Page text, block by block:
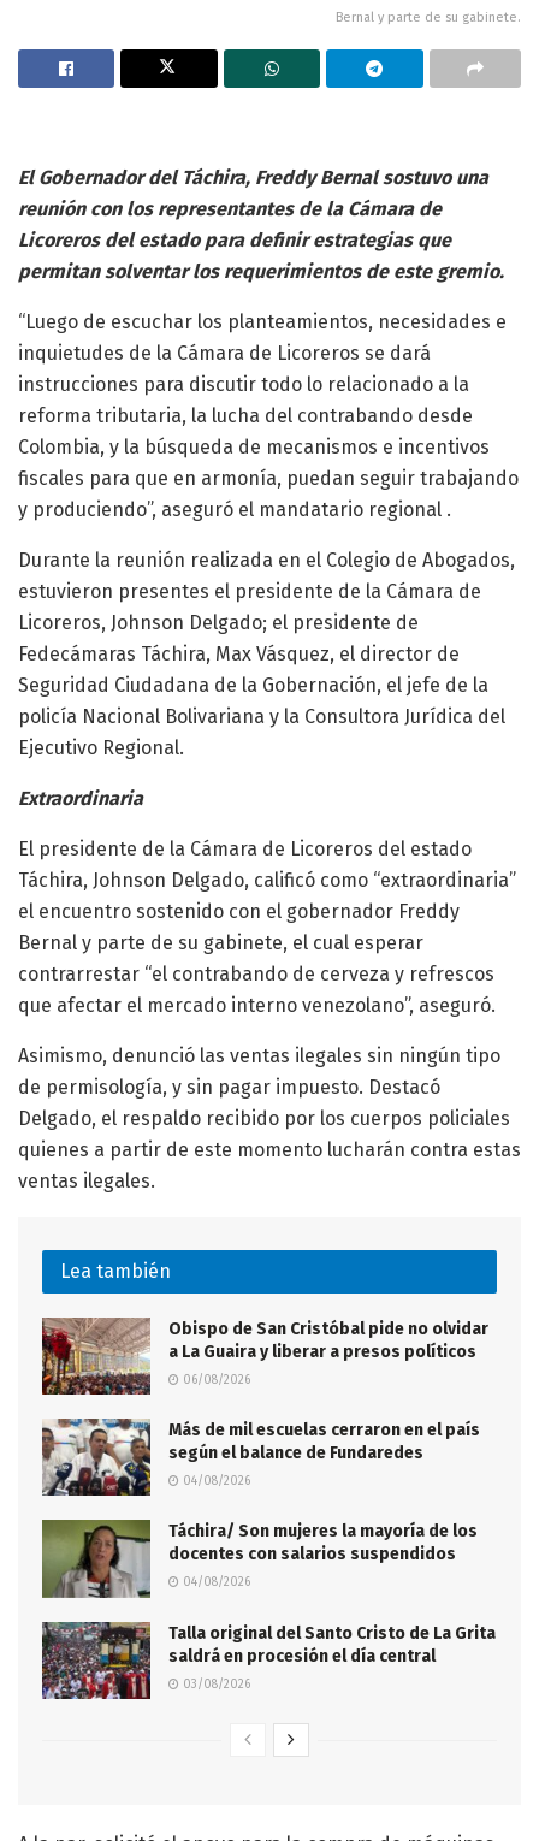
Bernal y parte de su gabinete.
El Gobernador del Táchira, Freddy Bernal sostuvo una
reunión con los representantes de la Cámara de
Licoreros del estado para definir estrategias que
permitan solventar los requerimientos de este gremio.
“Luego de escuchar los planteamientos, necesidades e
inquietudes de la Cámara de Licoreros se dará
instrucciones para discutir todo lo relacionado a la
reforma tributaria, la lucha del contrabando desde
Colombia, y la búsqueda de mecanismos e incentivos
fiscales para que en armonía, puedan seguir trabajando
y produciendo”, aseguró el mandatario regional .
Durante la reunión realizada en el Colegio de Abogados,
estuvieron presentes el presidente de la Cámara de
Licoreros, Johnson Delgado; el presidente de
Fedecámaras Táchira, Max Vásquez, el director de
Seguridad Ciudadana de la Gobernación, el jefe de la
policía Nacional Bolivariana y la Consultora Jurídica del
Ejecutivo Regional.
Extraordinaria
El presidente de la Cámara de Licoreros del estado
Táchira, Johnson Delgado, calificó como “extraordinaria”
el encuentro sostenido con el gobernador Freddy
Bernal y parte de su gabinete, el cual esperar
contrarrestar “el contrabando de cerveza y refrescos
que afectar el mercado interno venezolano”, aseguró.
Asimismo, denunció las ventas ilegales sin ningún tipo
de permisología, y sin pagar impuesto. Destacó
Delgado, el respaldo recibido por los cuerpos policiales
quienes a partir de este momento lucharán contra estas
ventas ilegales.
Lea también
Obispo de San Cristóbal pide no olvidar
a La Guaira y liberar a presos políticos
06/08/2026
Más de mil escuelas cerraron en el país
según el balance de Fundaredes
04/08/2026
Táchira/ Son mujeres la mayoría de los
docentes con salarios suspendidos
04/08/2026
Talla original del Santo Cristo de La Grita
saldrá en procesión el día central
03/08/2026